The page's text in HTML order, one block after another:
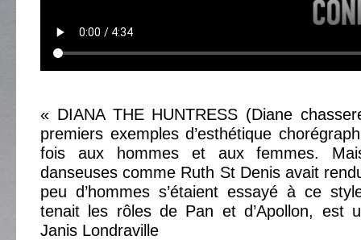
« DIANA THE HUNTRESS (Diane
premiers exemples d’esthétique
fois aux hommes et aux femmes.
danseuses comme Ruth St Denis avait
peu d’hommes s’étaient essayé à ce
tenait les rôles de Pan et d’Apollon, est
Janis Londraville